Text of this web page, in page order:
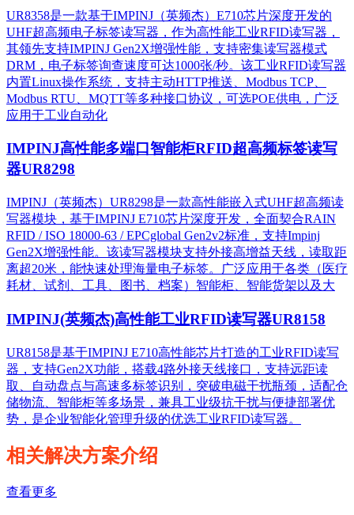
UR8358是一款基于IMPINJ（英频杰）E710芯片深度开发的
UHF超高频电子标签读写器，作为高性能工业RFID读写器，
其领先支持IMPINJ Gen2X增强性能，支持密集读写器模式
DRM，电子标签询查速度可达1000张/秒。该工业RFID读写器
内置Linux操作系统，支持主动HTTP推送、Modbus TCP、
Modbus RTU、MQTT等多种接口协议，可选POE供电，广泛
应用于工业自动化
IMPINJ高性能多端口智能柜RFID超高频标签读写
器UR8298
IMPINJ（英频杰）UR8298是一款高性能嵌入式UHF超高频读
写器模块，基于IMPINJ E710芯片深度开发，全面契合RAIN
RFID / ISO 18000-63 / EPCglobal Gen2v2标准，支持Impinj
Gen2X增强性能。该读写器模块支持外接高增益天线，读取距
离超20米，能快速处理海量电子标签。广泛应用于各类（医疗
耗材、试剂、工具、图书、档案）智能柜、智能货架以及大
IMPINJ(英频杰)高性能工业RFID读写器UR8158
UR8158是基于IMPINJ E710高性能芯片打造的工业RFID读写
器，支持Gen2X功能，搭载4路外接天线接口，支持远距读
取、自动盘点与高速多标签识别，突破电磁干扰瓶颈，适配仓
储物流、智能柜等多场景，兼具工业级抗干扰与便捷部署优
势，是企业智能化管理升级的优选工业RFID读写器。
相关解决方案介绍
查看更多